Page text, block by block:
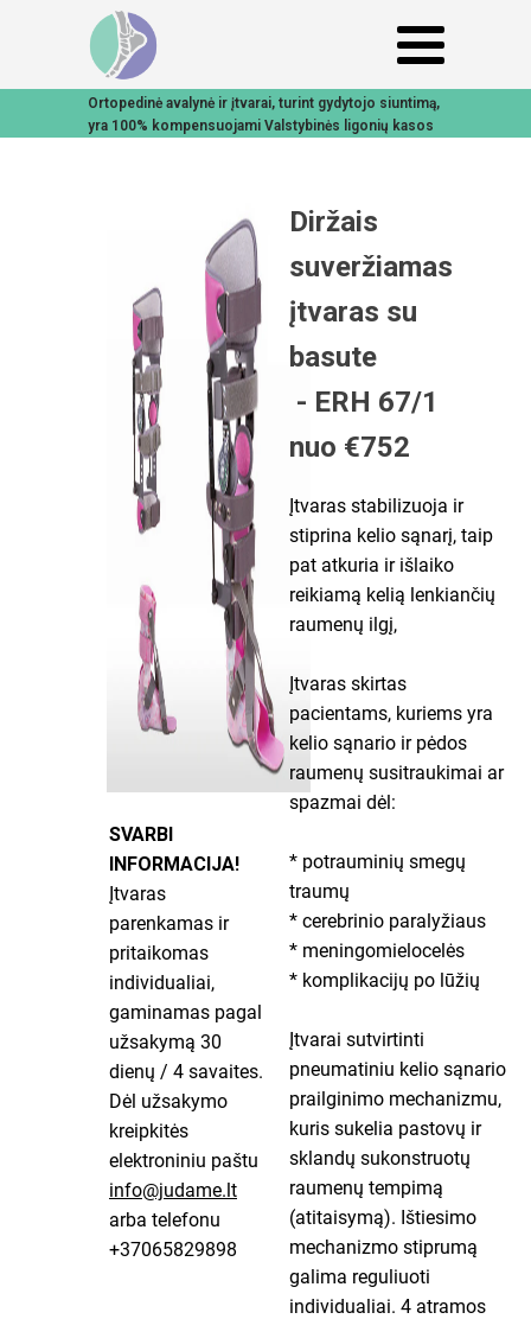
Ortopedinė avalynė ir įtvarai, turint gydytojo siuntimą,
yra 100% kompensuojami Valstybinės ligonių kasos
SVARBI
INFORMACIJA!
Įtvaras
parenkamas ir
pritaikomas
individualiai,
gaminamas pagal
užsakymą 30
dienų / 4 savaites.
Dėl užsakymo
kreipkitės
elektroniniu paštu
info@judame.lt
arba telefonu
+37065829898
Diržais
suveržiamas
įtvaras su
basute
- ERH 67/1
nuo €752
Įtvaras stabilizuoja ir
stiprina kelio sąnarį, taip
pat atkuria ir išlaiko
reikiamą kelią lenkiančių
raumenų ilgį,
Įtvaras skirtas
pacientams, kuriems yra
kelio sąnario ir pėdos
raumenų susitraukimai ar
spazmai dėl:
* potrauminių smegų
traumų
* cerebrinio paralyžiaus
* meningomielocelės
* komplikacijų po lūžių
Įtvarai sutvirtinti
pneumatiniu kelio sąnario
prailginimo mechanizmu,
kuris sukelia pastovų ir
sklandų sukonstruotų
raumenų tempimą
(atitaisymą). Ištiesimo
mechanizmo stiprumą
galima reguliuoti
individualiai. 4 atramos